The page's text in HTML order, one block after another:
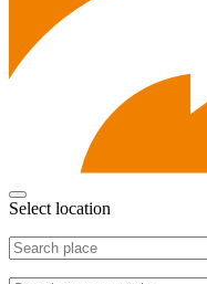
Select location